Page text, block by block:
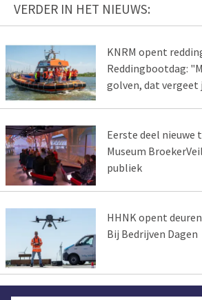
VERDER IN HET NIEUWS:
KNRM opent
Reddingbootdag:
golven, dat
Eerste deel
Museum
publiek
HHNK opent
Bij Bedrijven Dagen